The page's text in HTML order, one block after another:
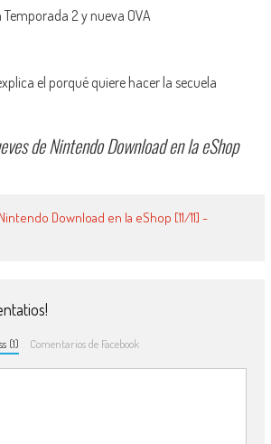
2 y nueva OVA
el porqué quiere hacer la secuela
de Nintendo Download en la eShop
Download en la eShop [11/11] -
(1) Comentarios de Facebook